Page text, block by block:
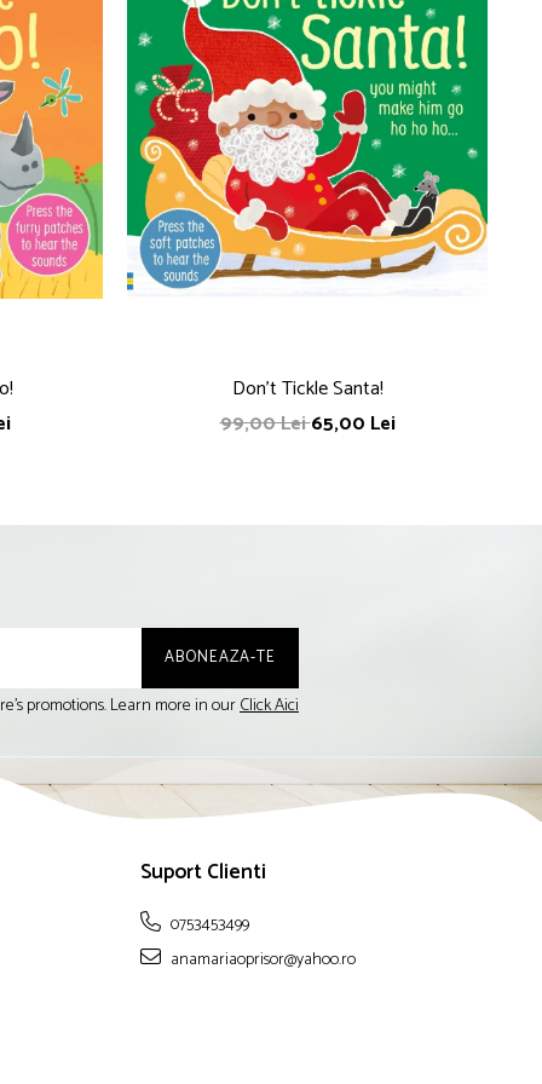
Don't Tickle Santa!
99,00 Lei65,00 Lei
promotions. Learn more in ourClick Aici
Suport Clienti
0753453499
anamariaoprisor@yahoo.ro